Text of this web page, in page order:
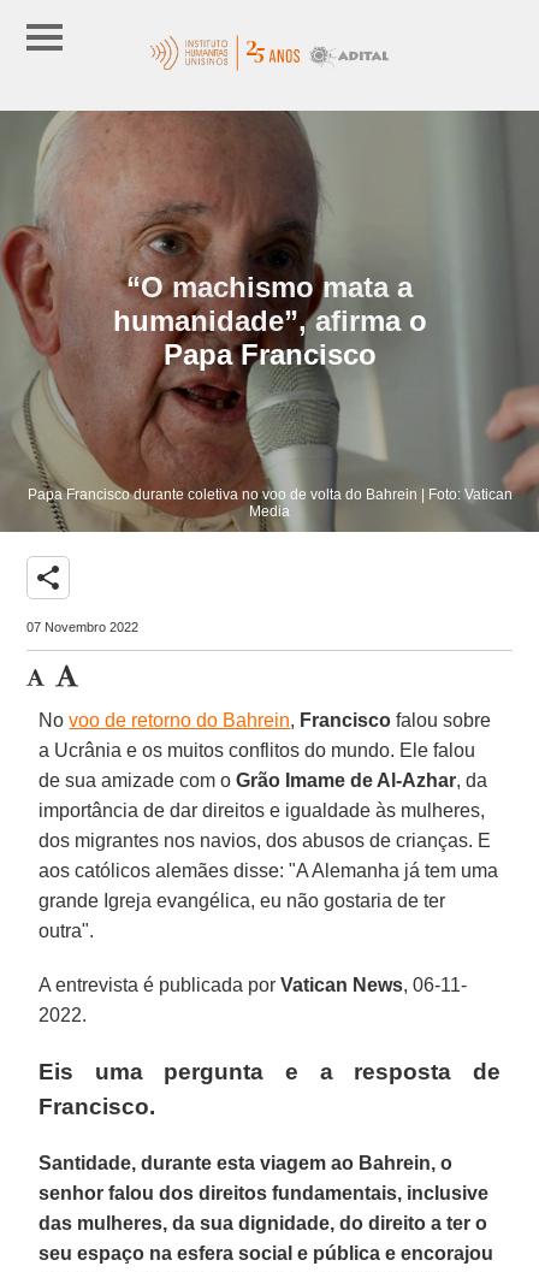
“O machismo mata a
humanidade”, afirma o
Papa Francisco
Papa Francisco durante coletiva no voo de volta do Bahrein | Foto: Vatican
Media
share
07 Novembro 2022
Novoo de retorno do Bahrein, Francisco falou sobre
a Ucrânia e os muitos conflitos do mundo. Ele falou
de sua amizade com oGrão Imame de Al-Azhar, da
importância de dar direitos e igualdade às mulheres,
dos migrantes nos navios, dos abusos de crianças. E
aos católicos alemães disse: "A Alemanha já tem uma
grande Igreja evangélica, eu não gostaria de ter
outra".
A entrevista é publicada porVatican News, 06-11-
2022.
Eis uma pergunta e a resposta de
Francisco.
Santidade, durante esta viagem ao Bahrein, o
senhor falou dos direitos fundamentais, inclusive
das mulheres, da sua dignidade, do direito a ter o
seu espaço na esfera social e pública e encorajou